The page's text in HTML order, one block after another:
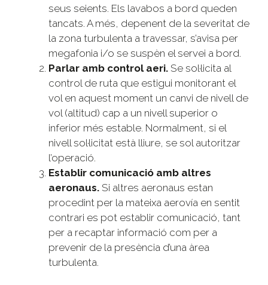
seus seients. Els lavabos a bord queden
tancats. A més, depenent de la severitat de
la zona turbulenta a travessar, s’avisa per
megafonia i/o se suspèn el servei a bord.
Parlar amb control aeri. Se sol·licita al
control de ruta que estigui monitorant el
vol en aquest moment un canvi de nivell de
vol (altitud) cap a un nivell superior o
inferior més estable. Normalment, si el
nivell sol·licitat està lliure, se sol autoritzar
l’operació.
Establir comunicació amb altres
aeronaus. Si altres aeronaus estan
procedint per la mateixa aerovía en sentit
contrari es pot establir comunicació, tant
per a recaptar informació com per a
prevenir de la presència d’una àrea
turbulenta.